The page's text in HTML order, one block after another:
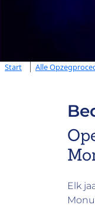
Start Alle
Elk